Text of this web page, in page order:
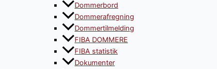
Dommerbord
Dommerafregning
Dommertilmelding
FIBA DOMMERE
FIBA statistik
Dokumenter